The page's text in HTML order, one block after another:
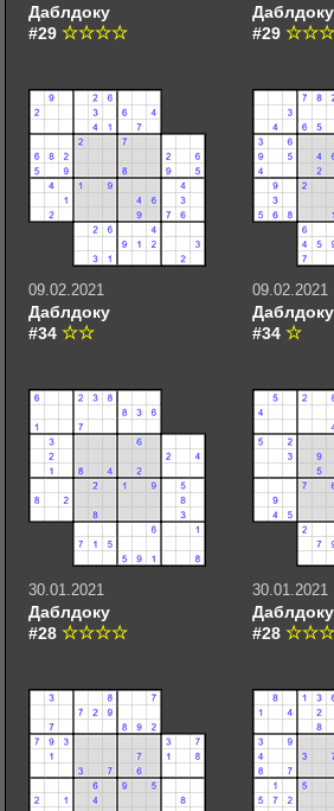
Даблдоку
#29
Даблдоку
#29
09.02.2021
Даблдоку
#34
09.02.2021
Даблдоку
#34
30.01.2021
Даблдоку
#28
30.01.2021
Даблдоку
#28